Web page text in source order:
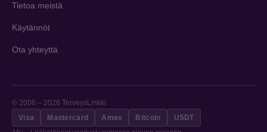
Tietoa meistä
Käytännöt
Ota yhteyttä
© 2006 – 2026 TerveysLinkki
Visa
Mastercard Amex Bitcoin
USDT